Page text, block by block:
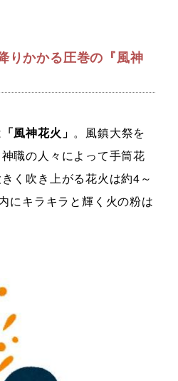
りかかる圧巻の『風神
「風神花火」 。風鎮大祭を
職の人々によって手筒花
く吹き上がる花火は約4～
にキラキラと輝く火の粉は